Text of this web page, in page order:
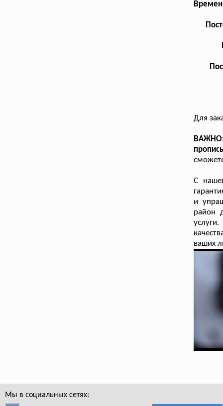
Для
ВАЖНО:
С
и
район
ваших
Мы в социальных сетях: